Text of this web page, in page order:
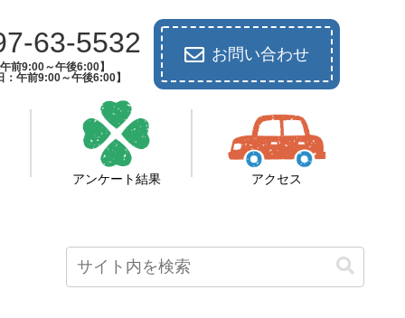
63-5532
午前9:00～午後6:00】
：午前9:00～午後6:00】
お問い合わせ
アンケート結果 アクセス